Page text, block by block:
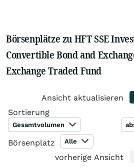
Börsenplätze zu HFT SSE
Convertible Bond and
Exchange Traded Fund
Ansicht aktualisieren
Sortierung
Gesamtvolumen
Börsenplatz Alle
vorherige Ansicht